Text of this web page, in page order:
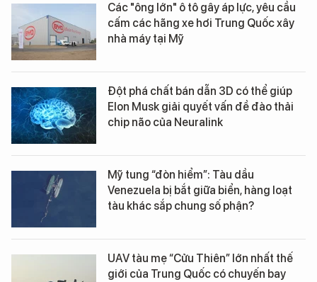
Các "ông lớn" ô tô gây áp lực, yêu cầu
cấm các hãng xe hơi Trung Quốc xây
nhà máy tại Mỹ
Đột phá chất bán dẫn 3D có thể giúp
Elon Musk giải quyết vấn đề đào thải
chip não của Neuralink
Mỹ tung “đòn hiểm”: Tàu dầu
Venezuela bị bắt giữa biển, hàng loạt
tàu khác sắp chung số phận?
UAV tàu mẹ “Cửu Thiên” lớn nhất thế
giới của Trung Quốc có chuyến bay